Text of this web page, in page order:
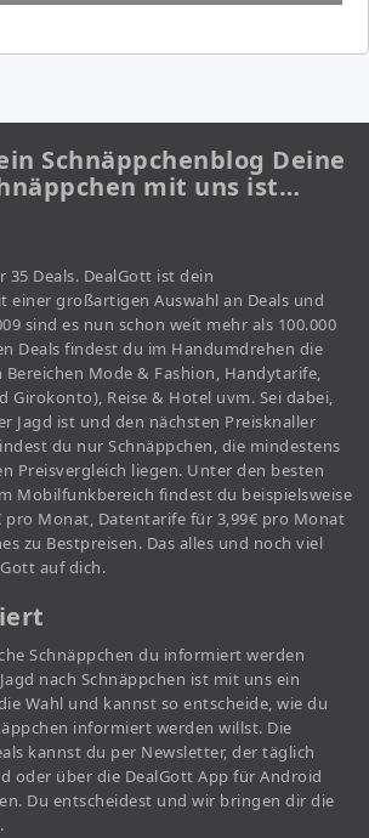
Schnäppchenblog Deine
mit uns ist…
Deals. DealGott ist dein
einer großartigen Auswahl an Deals und
sind es nun schon weit mehr als 100.000
Deals findest du im Handumdrehen die
Bereichen Mode & Fashion, Handytarife,
Girokonto), Reise & Hotel uvm. Sei dabei,
Jagd ist und den nächsten Preisknaller
du nur Schnäppchen, die mindestens
Preisvergleich liegen. Unter den besten
Mobilfunkbereich findest du beispielsweise
pro Monat, Datentarife für 3,99€ pro Monat
zu Bestpreisen. Das alles und noch viel
auf dich.
Schnäppchen du informiert werden
nach Schnäppchen ist mit uns ein
Wahl und kannst so entscheide, wie du
informiert werden willst. Die
kannst du per Newsletter, der täglich
oder über die DealGott App für Android
Du entscheidest und wir bringen dir die